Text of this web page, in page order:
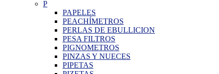
P
PAPELES
PEACHÍMETROS
PERLAS DE EBULLICION
PESA FILTROS
PIGNOMETROS
PINZAS Y NUECES
PIPETAS